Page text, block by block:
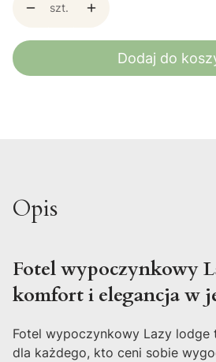
szt.
Dodaj do
Opis
Fotel wypoczynkowy
komfort i elegancja w
Fotel wypoczynkowy Lazy lodge
dla każdego, kto ceni sobie